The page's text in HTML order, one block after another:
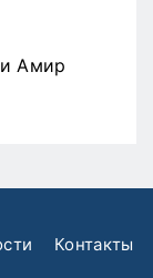
Амир
Контакты